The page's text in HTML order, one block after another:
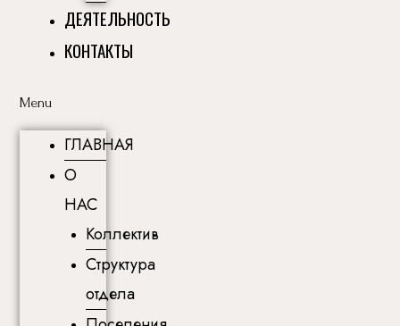
ДЕЯТЕЛЬНОСТЬ
КОНТАКТЫ
Menu
ГЛАВНАЯ
О
НАС
Коллектив
Структура
отдела